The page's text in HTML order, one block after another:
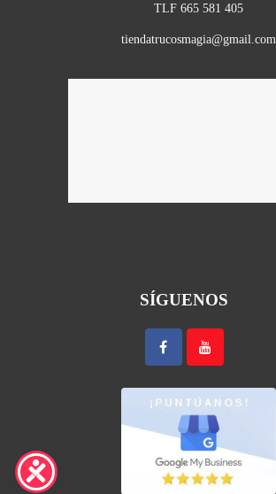
TLF 665 581 405
tiendatrucosmagia@gmail.com
SÍGUENOS